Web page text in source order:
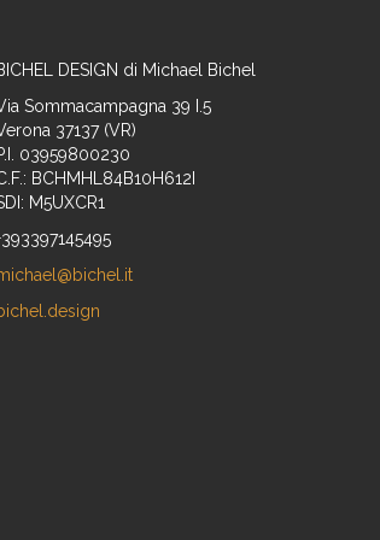
DESIGN di Michael Bichel
Sommacampagna 39 I.5
37137 (VR)
03959800230
BCHMHL84B10H612I
M5UXCR1